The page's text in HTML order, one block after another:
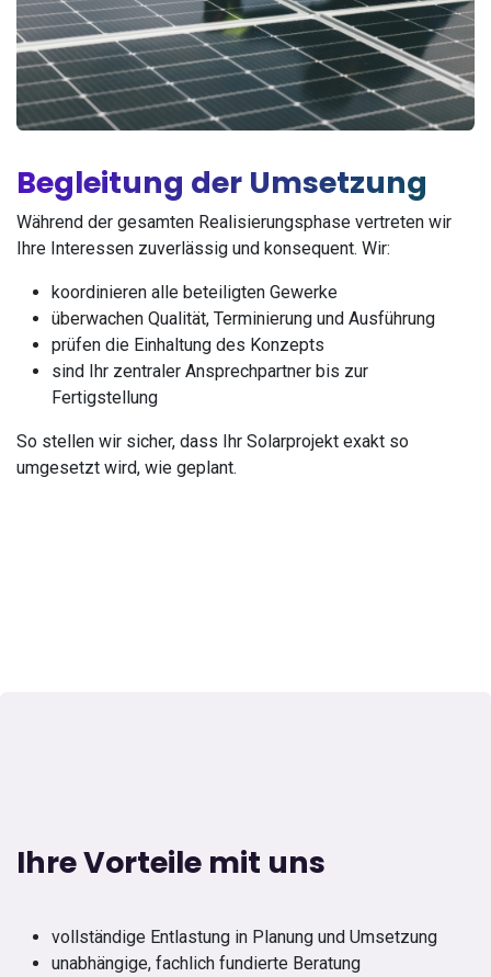
Begleitung der Umsetzung
Während der gesamten Realisierungsphase vertreten wir
Ihre Interessen zuverlässig und konsequent. Wir:
koordinieren alle beteiligten Gewerke
überwachen Qualität, Terminierung und Ausführung
prüfen die Einhaltung des Konzepts
sind Ihr zentraler Ansprechpartner bis zur
Fertigstellung
So stellen wir sicher, dass Ihr Solarprojekt exakt so
umgesetzt wird, wie geplant.
Ihre Vorteile mit uns
vollständige Entlastung in Planung und Umsetzung
unabhängige, fachlich fundierte Beratung